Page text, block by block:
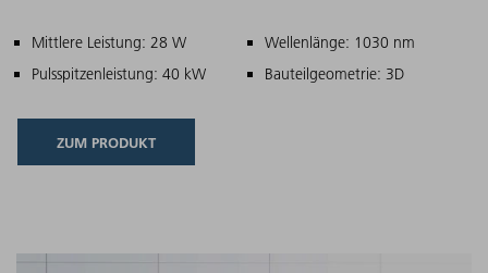
Hauptmerkmale
Mittlere Leistung: 28 W
Wellenlänge: 1030 nm
Pulsspitzenleistung: 40 kW
Bauteilgeometrie: 3D
ZUM PRODUKT